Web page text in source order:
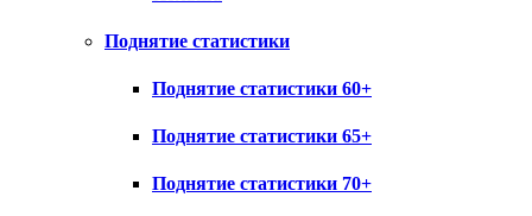
Поднятие статистики
Поднятие статистики 60+
Поднятие статистики 65+
Поднятие статистики 70+